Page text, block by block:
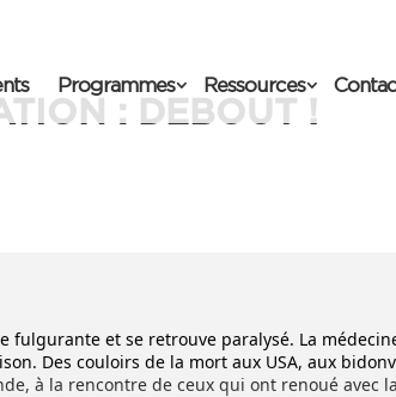
Programmes Ressources
: DEBOUT !
fulgurante et se retrouve paralysé. La
Des couloirs de la mort aux USA, aux
à la rencontre de ceux qui ont renoué avec